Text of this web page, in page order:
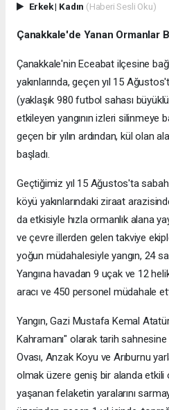
Erkek| Kadın (Haberi Sesli Oku)
Çanakkale'de Yanan Ormanlar
Çanakkale'nin Eceabat ilçesine
yakınlarında, geçen yıl 15
(yaklaşık 980 futbol sahası
etkileyen yangının izleri silinmeye
geçen bir yılın ardından, kül olan
başladı.
Geçtiğimiz yıl 15 Ağustos'ta
köyü yakınlarındaki ziraat
da etkisiyle hızla ormanlık alana
ve çevre illerden gelen takviye
yoğun müdahalesiyle yangın, 24
Yangına havadan 9 uçak ve 12
aracı ve 450 personel müdahale
Yangın, Gazi Mustafa Kemal
Kahramanı" olarak tarih sahnesine
Ovası, Anzak Koyu ve Arıburnu
olmak üzere geniş bir alanda etkili
yaşanan felaketin yaralarını